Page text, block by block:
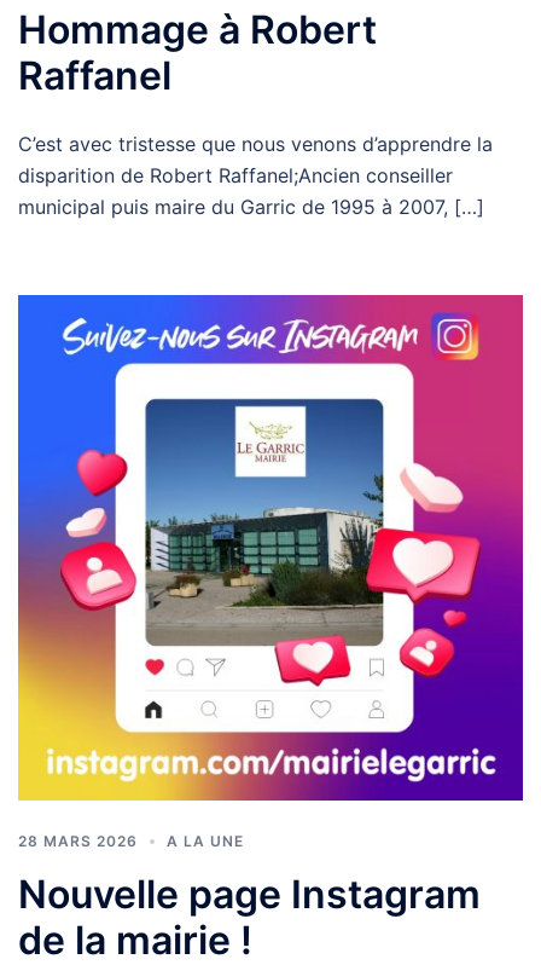
Hommage à Robert
Raffanel
C’est avec tristesse que nous venons d’apprendre la
disparition de Robert Raffanel;Ancien conseiller
municipal puis maire du Garric de 1995 à 2007, […]
28 MARS 2026 A LA UNE
Nouvelle page Instagram
de la mairie !